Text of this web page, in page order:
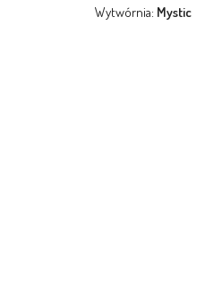
Wytwórnia: Mystic